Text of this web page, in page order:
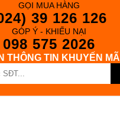
GỌI MUA HÀNG
39 126 126
GÓP Ý - KHIẾU NẠI
098 575 2026
THÔNG TIN KHUYẾN MÃI